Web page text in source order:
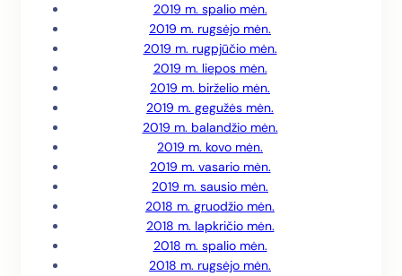
2019 m. spalio mėn.
2019 m. rugsėjo mėn.
2019 m. rugpjūčio mėn.
2019 m. liepos mėn.
2019 m. birželio mėn.
2019 m. gegužės mėn.
2019 m. balandžio mėn.
2019 m. kovo mėn.
2019 m. vasario mėn.
2019 m. sausio mėn.
2018 m. gruodžio mėn.
2018 m. lapkričio mėn.
2018 m. spalio mėn.
2018 m. rugsėjo mėn.